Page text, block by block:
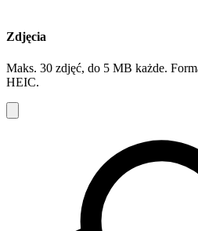
Zdjęcia
Maks. 30 zdjęć, do 5 MB każde.
HEIC.